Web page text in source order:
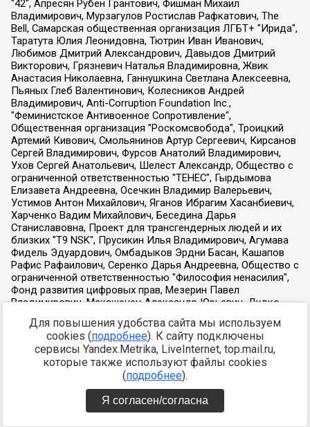
Для повышения удобства сайта мы используем
cookies (подробнее). К сайту подключены
сервисы Yandex.Metrika, LiveInternet, top.mail.ru,
которые также используют файлы cookies
(подробнее).
Я согласен/согласна